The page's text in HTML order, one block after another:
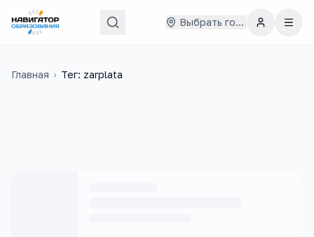
Выбрать город
Главная › Тег: zarplata